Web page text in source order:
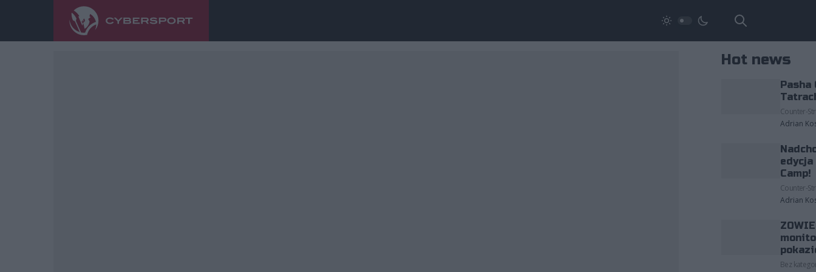
Hot news
Pasha
Counter-
Adrian
edycja
Camp!
Counter-
Adrian
Bez